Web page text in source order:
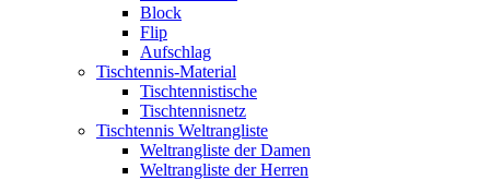
Block
Flip
Aufschlag
Tischtennis-Material
Tischtennistische
Tischtennisnetz
Tischtennis Weltrangliste
Weltrangliste der Damen
Weltrangliste der Herren